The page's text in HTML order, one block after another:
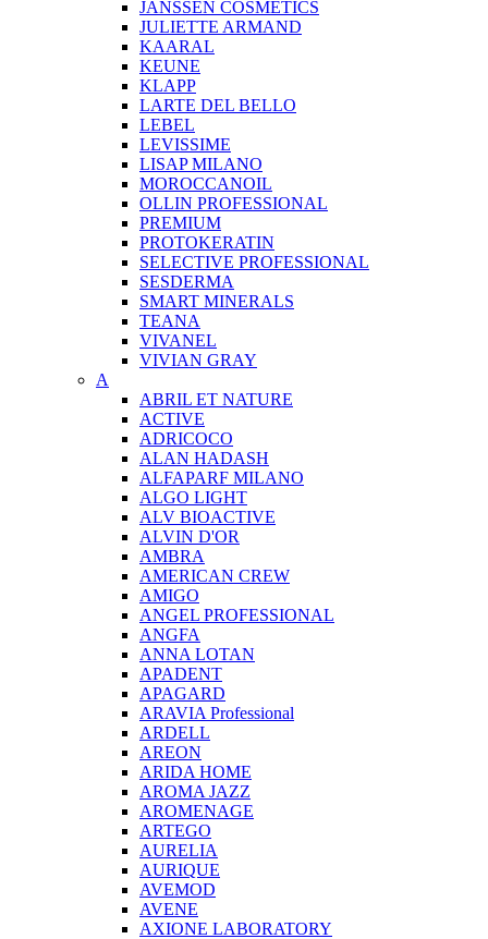
JANSSEN COSMETICS
JULIETTE ARMAND
KAARAL
KEUNE
KLAPP
LARTE DEL BELLO
LEBEL
LEVISSIME
LISAP MILANO
MOROCCANOIL
OLLIN PROFESSIONAL
PREMIUM
PROTOKERATIN
SELECTIVE PROFESSIONAL
SESDERMA
SMART MINERALS
TEANA
VIVANEL
VIVIAN GRAY
A
ABRIL ET NATURE
ACTIVE
ADRICOCO
ALAN HADASH
ALFAPARF MILANO
ALGO LIGHT
ALV BIOACTIVE
ALVIN D'OR
AMBRA
AMERICAN CREW
AMIGO
ANGEL PROFESSIONAL
ANGFA
ANNA LOTAN
APADENT
APAGARD
ARAVIA Professional
ARDELL
AREON
ARIDA HOME
AROMA JAZZ
AROMENAGE
ARTEGO
AURELIA
AURIQUE
AVEMOD
AVENE
AXIONE LABORATORY